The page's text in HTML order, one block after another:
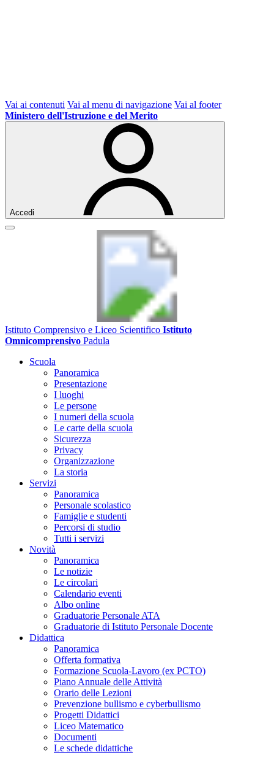
Vai ai contenuti Vai al menu di navigazione Vai al footer
Ministero dell'Istruzione e del Merito
Accedi
Istituto Comprensivo e Liceo Scientifico Istituto
Omnicomprensivo Padula
Scuola
Panoramica
Presentazione
I luoghi
Le persone
I numeri della scuola
Le carte della scuola
Sicurezza
Privacy
Organizzazione
La storia
Servizi
Panoramica
Personale scolastico
Famiglie e studenti
Percorsi di studio
Tutti i servizi
Novità
Panoramica
Le notizie
Le circolari
Calendario eventi
Albo online
Graduatorie Personale ATA
Graduatorie di Istituto Personale Docente
Didattica
Panoramica
Offerta formativa
Formazione Scuola-Lavoro (ex PCTO)
Piano Annuale delle Attività
Orario delle Lezioni
Prevenzione bullismo e cyberbullismo
Progetti Didattici
Liceo Matematico
Documenti
Le schede didattiche